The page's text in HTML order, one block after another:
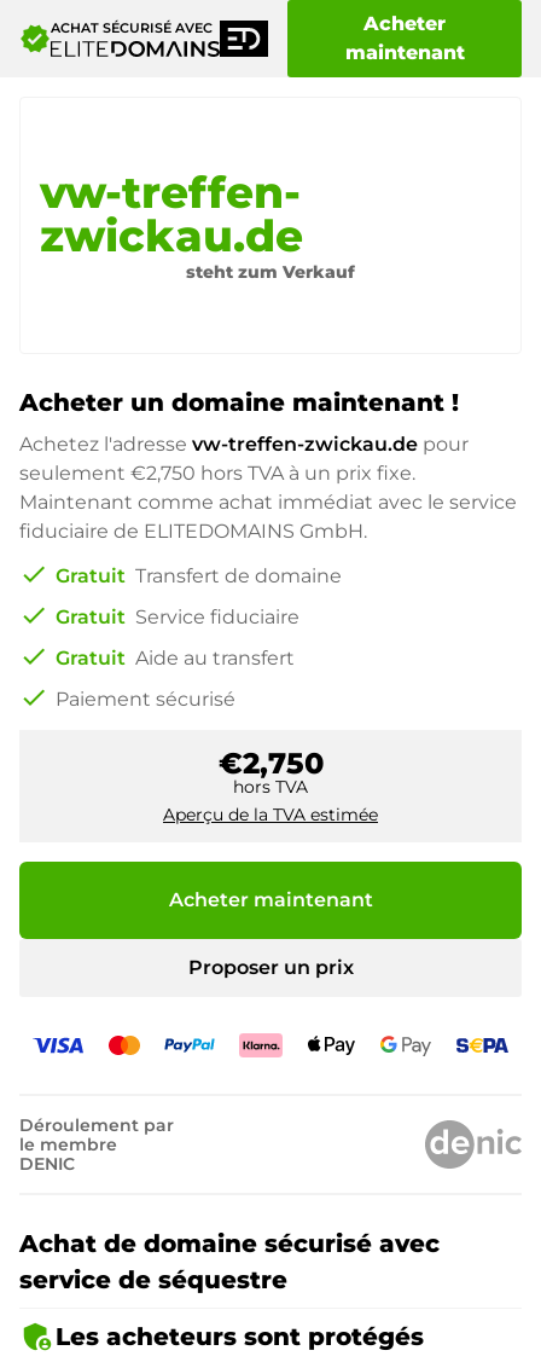
verifiedACHAT SÉCURISÉ AVEC
Acheter
maintenant
vw-treffen-
zwickau.de
steht zum Verkauf
Acheter un domaine maintenant !
Achetez l'adresse vw-treffen-zwickau.de pour
seulement €2,750 hors TVA à un prix fixe.
Maintenant comme achat immédiat avec le service
fiduciaire de ELITEDOMAINS GmbH.
check Gratuit Transfert de domaine
check Gratuit Service fiduciaire
check Gratuit Aide au transfert
check Paiement sécurisé
€2,750
hors TVA
Aperçu de la TVA estimée
Acheter maintenant
Proposer un prix
Déroulement par
le membre
DENIC
Achat de domaine sécurisé avec
service de séquestre
admin_panel_settingsLes acheteurs sont protégés